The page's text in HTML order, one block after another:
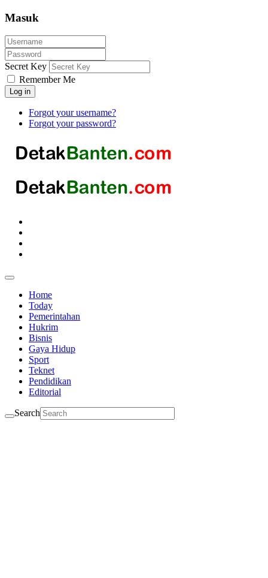
Masuk
Secret Key
Remember Me
Log in
Forgot your username?
Forgot your password?
Home
Today
Pemerintahan
Hukrim
Bisnis
Gaya Hidup
Sport
Teknet
Pendidikan
Editorial
Search